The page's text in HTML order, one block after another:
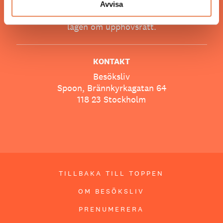
Avvisa
Allt material på besoksliv.se är skyddat enligt
lagen om upphovsrätt.
KONTAKT
Besöksliv
Spoon, Brännkyrkagatan 64
118 23 Stockholm
TILLBAKA TILL TOPPEN
OM BESÖKSLIV
PRENUMERERA